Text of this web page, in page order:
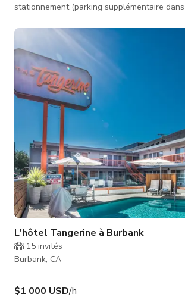
stationnement (parking supplémentaire
plafonds de 18' - Beaucoup de puissance
- Grille pour suspendre lumières et
maquillage avec deux stations complètes
Cuisine avec appareils en acier inoxydable -
- Système central de climat
L'hôtel Tangerine à Burbank
15 invités
Burbank, CA
$1 000 USD/h